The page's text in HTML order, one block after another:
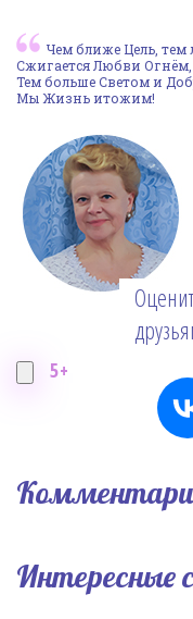
Чем ближе Цель, тем
Сжигается Любви Огнём,
Тем больше Светом и
Мы Жизнь итожим!
5+
Интересные